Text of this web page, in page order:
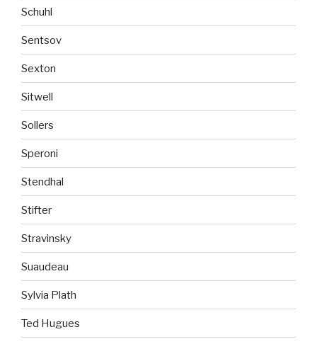
Schuhl
Sentsov
Sexton
Sitwell
Sollers
Speroni
Stendhal
Stifter
Stravinsky
Suaudeau
Sylvia Plath
Ted Hugues